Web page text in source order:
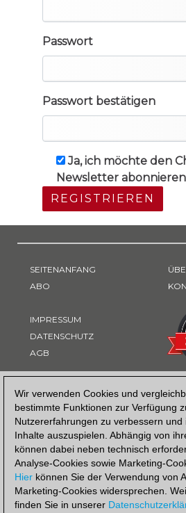
Wir verwenden Cookies und
bestimmte Funktionen zur Verfügung
Nutzererfahrungen zu verbessern
Inhalte auszuspielen. Abhängig von
können dabei neben technisch
Analyse-Cookies sowie Marketing-
Hier können Sie der Verwendung von
Marketing-Cookies widersprechen.
finden Sie in unserer
Passwort
Passwort bestätigen
Ja, ich möchte den
Newsletter abonnieren
REGISTRIEREN
SEITENANFANG
ABO
IMPRESSUM
DATENSCHUTZ
AGB
ZAHLUNGSART